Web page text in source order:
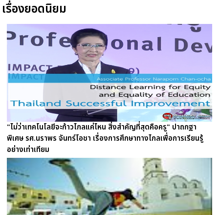
เรื่องยอดนิยม
"ไม่ว่าเทคโนโลยีจะก้าวไกลแค่ไหน สิ่งสำคัญที่สุดคือครู" ปาถกฐา
พิเศษ รศ.นราพร จันทร์โอชา เรื่องการศึกษาทางไกลเพื่อการเรียนรู้
อย่างเท่าเทียม